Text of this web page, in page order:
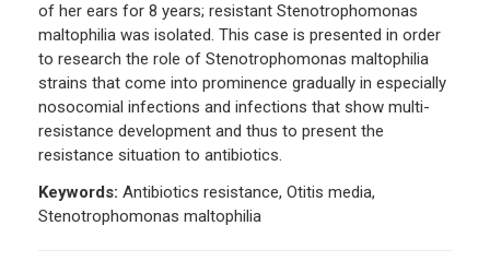
of her ears for 8 years; resistant Stenotrophomonas
maltophilia was isolated. This case is presented in order
to research the role of Stenotrophomonas maltophilia
strains that come into prominence gradually in especially
nosocomial infections and infections that show multi-
resistance development and thus to present the
resistance situation to antibiotics.
Keywords: Antibiotics resistance, Otitis media,
Stenotrophomonas maltophilia